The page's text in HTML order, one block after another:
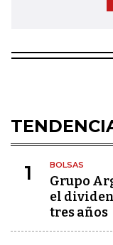
1 BOLSAS
Grupo
el
tres años